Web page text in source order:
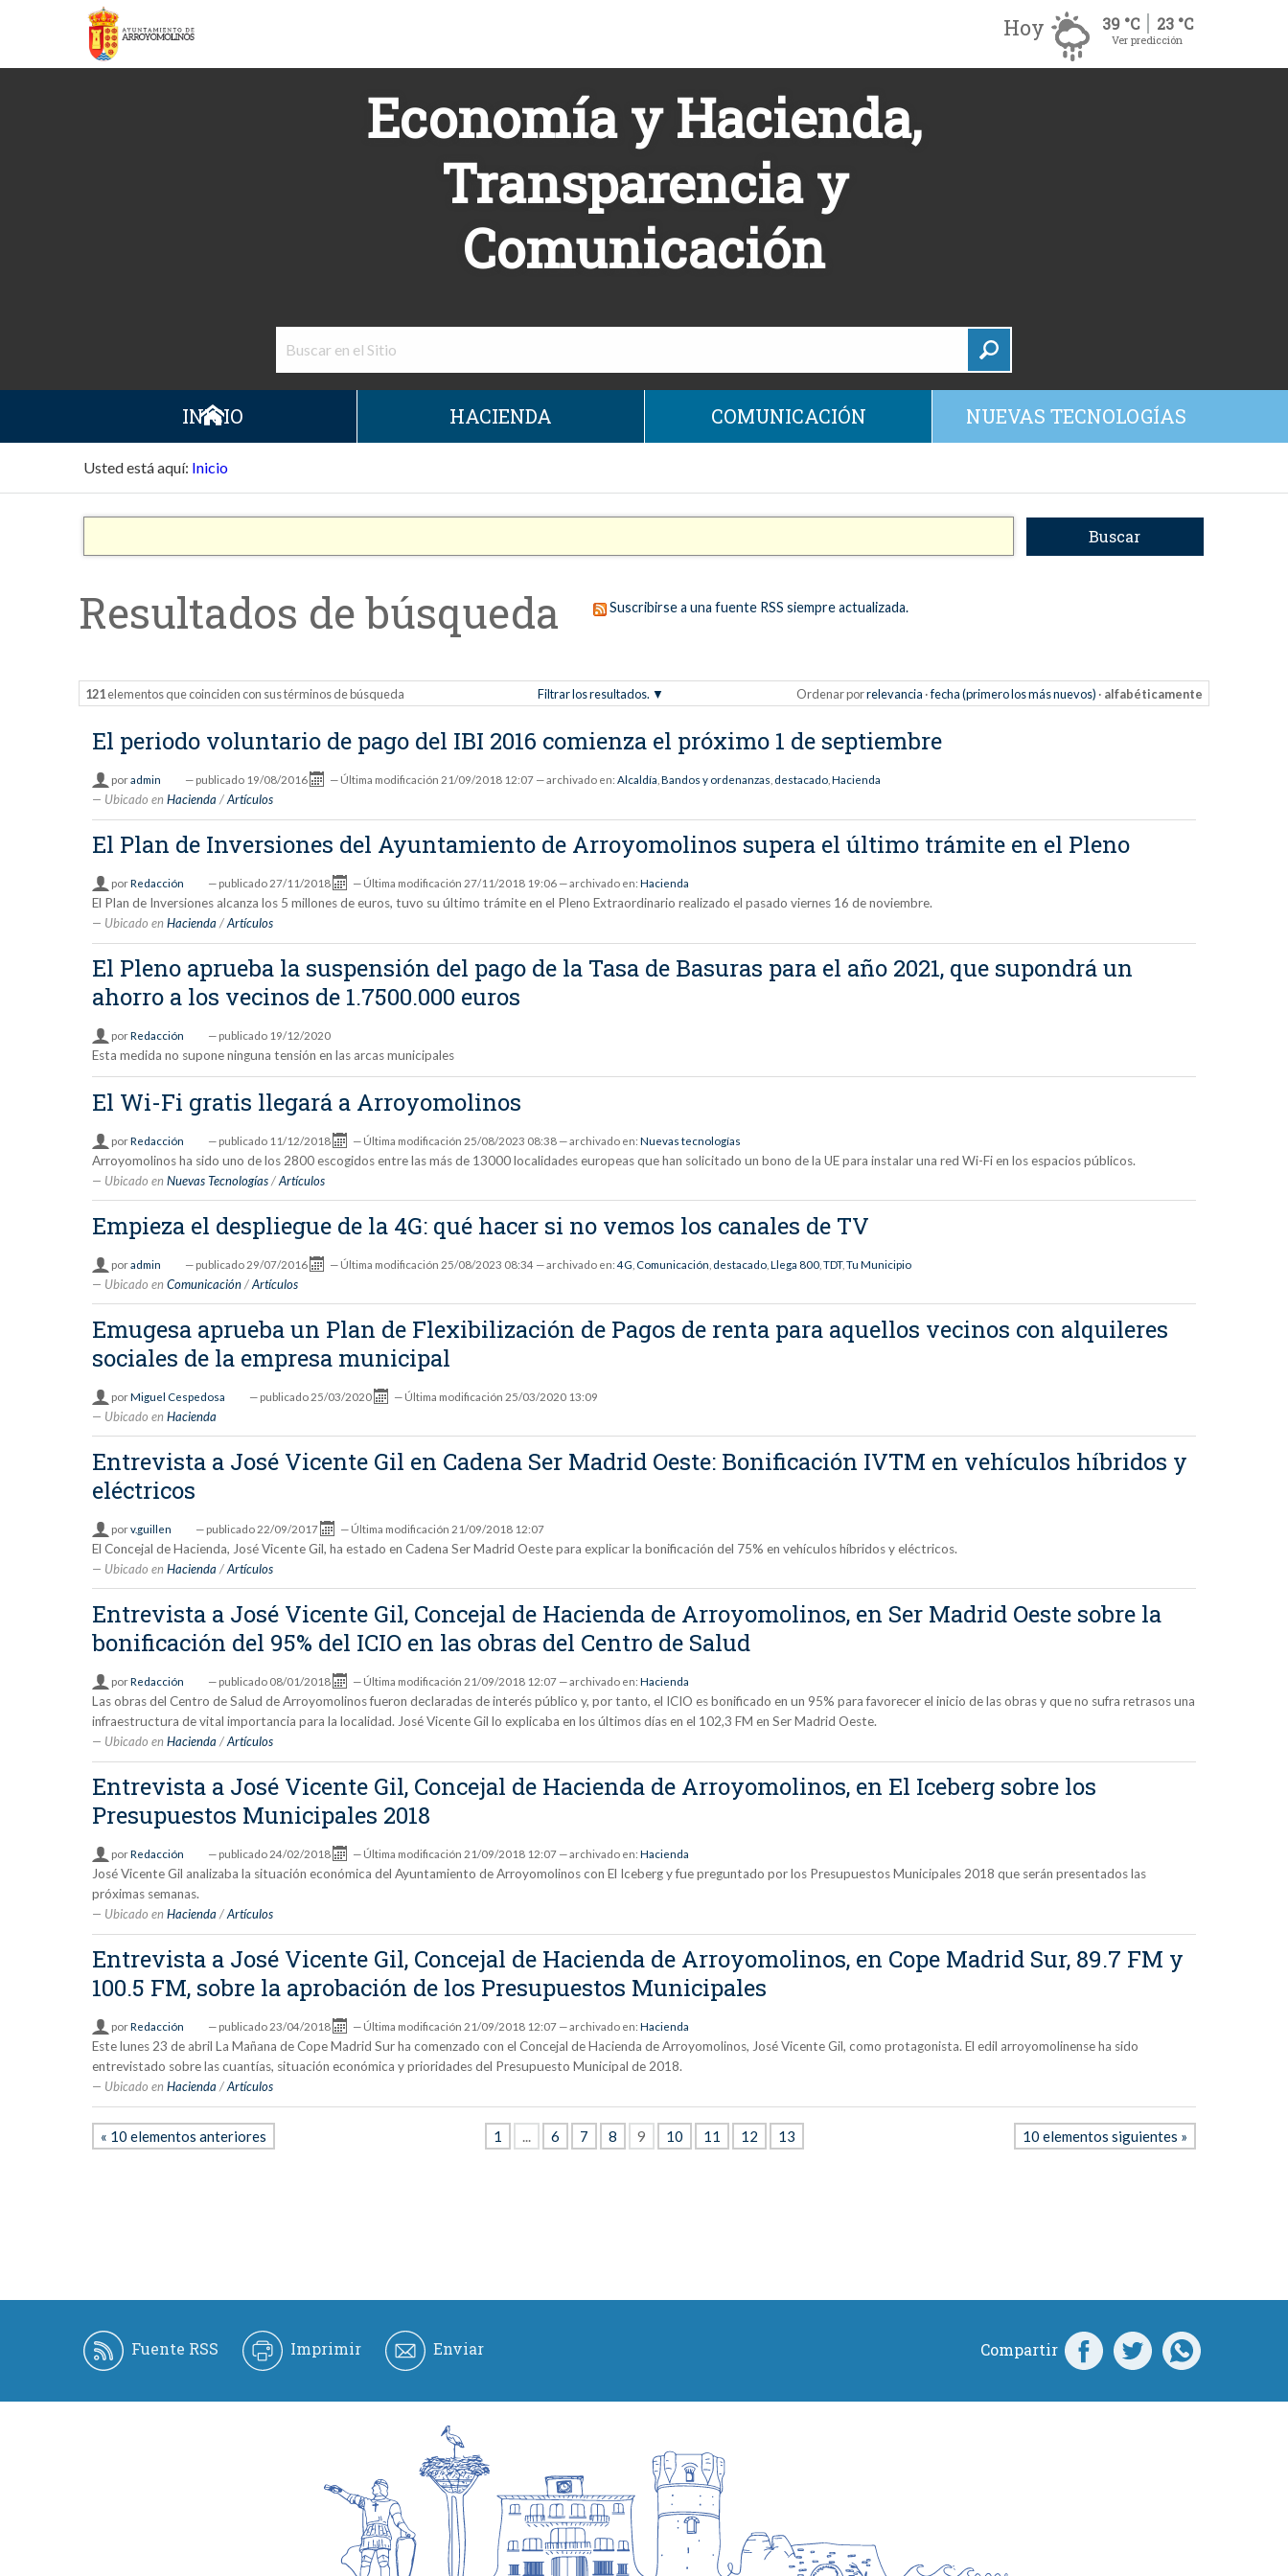
Hoy 39 °C 23 °C
Ver predicción
Economía y Hacienda,
Transparencia y
Comunicación
INICIO HACIENDA COMUNICACIÓN NUEVAS TECNOLOGÍAS
Usted está aquí: Inicio
Resultados de búsqueda Suscribirse a una fuente RSS siempre actualizada.
121elementos que coinciden con sus términos de búsqueda Filtrar los resultados. Ordenar porrelevancia ·fecha (primero los más nuevos) · alfabéticamente
El periodo voluntario de pago del IBI 2016 comienza el próximo 1 de septiembre
poradmin — publicado19/08/2016 — Última modificación 21/09/2018 12:07 — archivado en:Alcaldía ,Bandos y ordenanzas destacado ,Hacienda
Ubicado en Hacienda /Artículos
El Plan de Inversiones del Ayuntamiento de Arroyomolinos supera el último trámite en el Pleno
porRedacción — publicado27/11/2018 — Última modificación 27/11/2018 19:06 — archivado en:Hacienda
El Plan de Inversiones alcanza los 5 millones de euros, tuvo su último trámite en el Pleno Extraordinario realizado el pasado viernes 16 de noviembre.
Ubicado en Hacienda /Artículos
El Pleno aprueba la suspensión del pago de la Tasa de Basuras para el año 2021, que supondrá un
ahorro a los vecinos de 1.7500.000 euros
porRedacción — publicado19/12/2020
Esta medida no supone ninguna tensión en las arcas municipales
El Wi-Fi gratis llegará a Arroyomolinos
porRedacción — publicado11/12/2018 — Última modificación 25/08/2023 08:38 — archivado en:Nuevas tecnologías
Arroyomolinos ha sido uno de los 2800 escogidos entre las más de 13000 localidades europeas que han solicitado un bono de la UE para instalar una red Wi-Fi en los espacios públicos.
Ubicado en Nuevas Tecnologías /Artículos
Empieza el despliegue de la 4G: qué hacer si no vemos los canales de TV
poradmin — publicado29/07/2016 — Última modificación 25/08/2023 08:34 — archivado en:4G Comunicación destacado ,Llega 800 ,TDT,Tu Municipio
Ubicado en Comunicación /Artículos
Emugesa aprueba un Plan de Flexibilización de Pagos de renta para aquellos vecinos con alquileres
sociales de la empresa municipal
porMiguel Cespedosa — publicado25/03/2020 — Última modificación 25/03/2020 13:09
Ubicado en Hacienda
Entrevista a José Vicente Gil en Cadena Ser Madrid Oeste: Bonificación IVTM en vehículos híbridos y
eléctricos
porv.guillen — publicado22/09/2017 — Última modificación 21/09/2018 12:07
El Concejal de Hacienda, José Vicente Gil, ha estado en Cadena Ser Madrid Oeste para explicar la bonificación del 75% en vehículos híbridos y eléctricos.
Ubicado en Hacienda /Artículos
Entrevista a José Vicente Gil, Concejal de Hacienda de Arroyomolinos, en Ser Madrid Oeste sobre la
bonificación del 95% del ICIO en las obras del Centro de Salud
porRedacción — publicado08/01/2018 — Última modificación 21/09/2018 12:07 — archivado en:Hacienda
Las obras del Centro de Salud de Arroyomolinos fueron declaradas de interés público y, por tanto, el ICIO es bonificado en un 95% para favorecer el inicio de las obras y que no sufra retrasos una
infraestructura de vital importancia para la localidad. José Vicente Gil lo explicaba en los últimos días en el 102,3 FM en Ser Madrid Oeste.
Ubicado en Hacienda /Artículos
Entrevista a José Vicente Gil, Concejal de Hacienda de Arroyomolinos, en El Iceberg sobre los
Presupuestos Municipales 2018
porRedacción — publicado24/02/2018 — Última modificación 21/09/2018 12:07 — archivado en:Hacienda
José Vicente Gil analizaba la situación económica del Ayuntamiento de Arroyomolinos con El Iceberg y fue preguntado por los Presupuestos Municipales 2018 que serán presentados las
próximas semanas.
Ubicado en Hacienda /Artículos
Entrevista a José Vicente Gil, Concejal de Hacienda de Arroyomolinos, en Cope Madrid Sur, 89.7 FM y
100.5 FM, sobre la aprobación de los Presupuestos Municipales
porRedacción — publicado23/04/2018 — Última modificación 21/09/2018 12:07 — archivado en:Hacienda
Este lunes 23 de abril La Mañana de Cope Madrid Sur ha comenzado con el Concejal de Hacienda de Arroyomolinos, José Vicente Gil, como protagonista. El edil arroyomolinense ha sido
entrevistado sobre las cuantías, situación económica y prioridades del Presupuesto Municipal de 2018.
Ubicado en Hacienda /Artículos
« 10 elementos anteriores 10 elementos siguientes »
1 ... 6 7 8 9 10 11 12 13
Fuente RSS Imprimir Enviar Compartir